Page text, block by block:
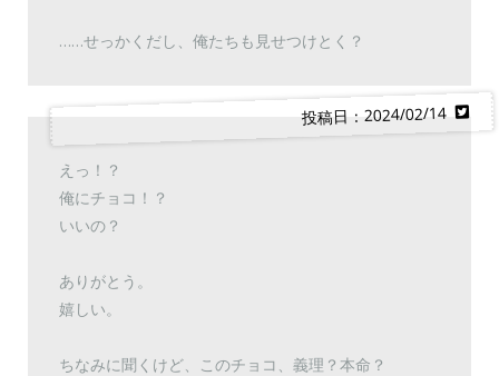
……せっかくだし、俺たちも見せつけとく？
投稿日：2024/02/14
えっ！？
俺にチョコ！？
いいの？
ありがとう。
嬉しい。
ちなみに聞くけど、このチョコ、義理？本命？